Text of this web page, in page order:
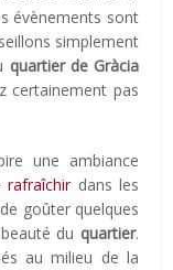
évènements sont
simplement
quartier de Gràcia
certainement pas
une ambiance
rafraîchirdans les
goûter quelques
du quartier.
au milieu de la